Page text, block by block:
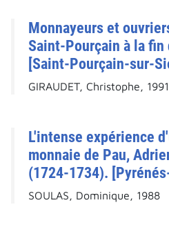
Monnayeurs et
Saint-Pourçain à la fin
[Saint-Pourçain-sur-
GIRAUDET, Christophe, 1991
L'intense expérience
monnaie de Pau,
(1724-1734).
SOULAS, Dominique, 1988